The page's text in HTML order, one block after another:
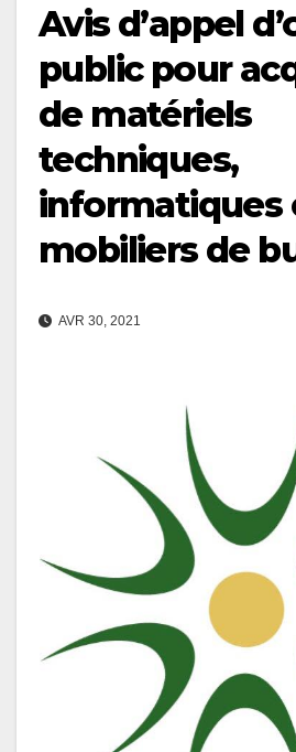
Avis d’appel
public pour
de matériels
techniques,
informatiques
mobiliers de
AVR 30, 2021